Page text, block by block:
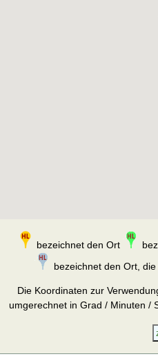
bezeichnet den Ort
bezeichnet den Ort,
Die Koordinaten zur
umgerechnet in Grad / Minuten /